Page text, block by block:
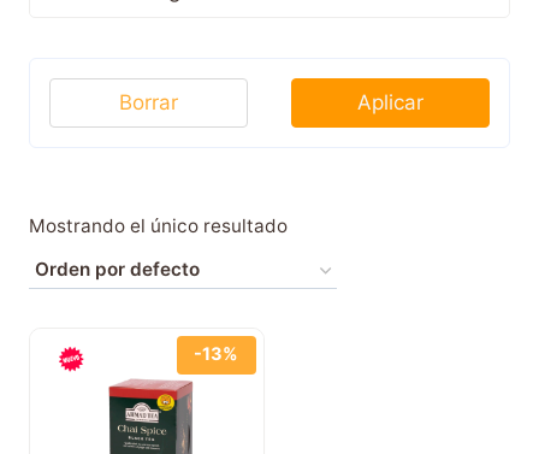
Mostrando el único resultado
-13%
Aplicar
Borrar